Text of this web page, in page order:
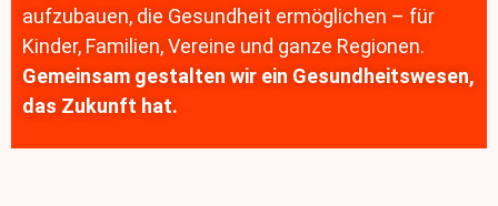
aufzubauen, die Gesundheit ermöglichen – für
Kinder, Familien, Vereine und ganze Regionen.
Gemeinsam gestalten wir ein Gesundheitswesen,
das Zukunft hat.